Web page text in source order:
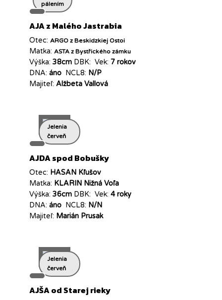
pálením
AJA z Malého Jastrabia
Otec: ARGO z Beskidzkiej Ostoi
Matka: ASTA z Bystřického zámku
Výška: 38cm DBK: Vek: 7 rokov
DNA: áno NCL8: N/P
Majiteľ: Alžbeta Vallová
Jelenia
červeň
AJDA spod Bobušky
Otec: HASAN Kľušov
Matka: KLARIN Nižná Voľa
Výška: 36cm DBK: Vek: 4 roky
DNA: áno NCL8: N/N
Majiteľ: Marián Prusak
Jelenia
červeň
AJŠA od Starej rieky